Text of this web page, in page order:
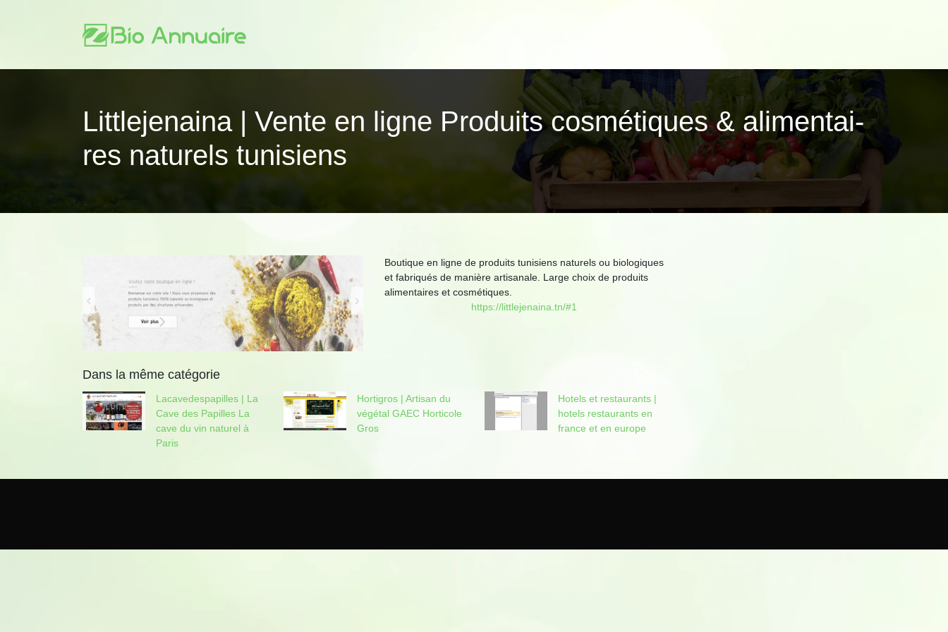
Littlejenai­na | Vente en ligne Produits cosmétiques & alimen­tai­
res naturels tunisiens
Boutique en ligne de produits tunisiens naturels ou biologiques
et fabriqués de manière artisanale. Large choix de produits
alimentaires et cosmétiques.
https://littlejenaina.tn/#1
Dans la même catégorie
Lacavedes­pa­pil­les | La
Cave des Papilles La
cave du vin naturel à
Paris
Hortigros | Artisan du
végétal GAEC Horticole
Gros
Hotels et restaurants |
hotels restaurants en
france et en europe